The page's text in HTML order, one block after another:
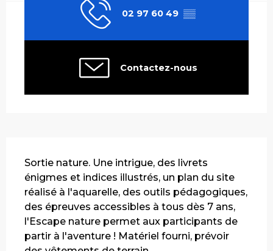
02 97 60 49 ▒▒
Contactez-nous
Sortie nature. Une intrigue, des livrets
énigmes et indices illustrés, un plan du site
réalisé à l'aquarelle, des outils pédagogiques,
des épreuves accessibles à tous dès 7 ans,
l'Escape nature permet aux participants de
partir à l'aventure ! Matériel fourni, prévoir